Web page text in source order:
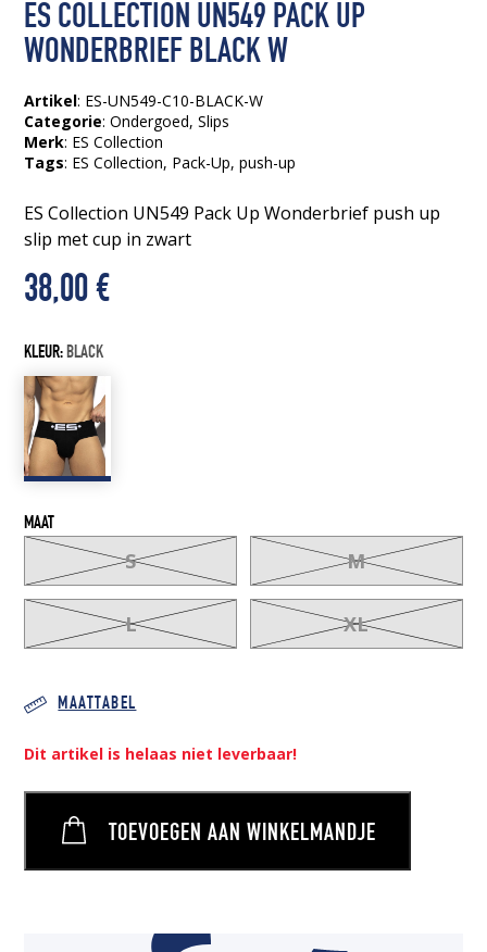
ES COLLECTION UN549 PACK UP
WONDERBRIEF BLACK W
Artikel: ES-UN549-C10-BLACK-W
Categorie:Ondergoed,Slips
Merk: ES Collection
Tags: ES Collection, Pack-Up, push-up
ES Collection UN549 Pack Up Wonderbrief push up
slip met cup in zwart
38,00€
KLEUR:BLACK
MAAT
S M
L XL
MAATTABEL
Dit artikel is helaas niet leverbaar!
TOEVOEGEN AAN WINKELMANDJE